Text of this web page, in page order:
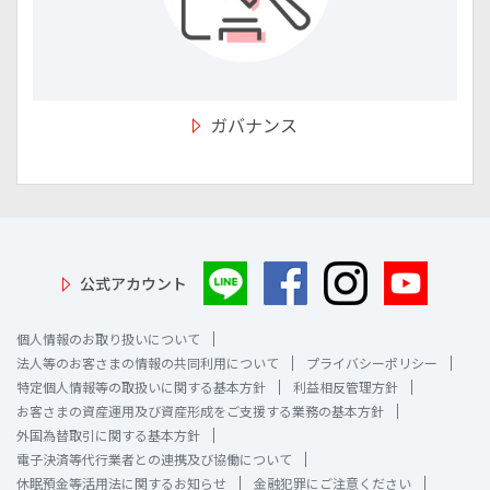
ガバナンス
公式アカウント
個人情報のお取り扱いについて
法人等のお客さまの情報の共同利用について
プライバシーポリシー
特定個人情報等の取扱いに関する基本方針
利益相反管理方針
お客さまの資産運用及び資産形成をご支援する業務の基本方針
外国為替取引に関する基本方針
電子決済等代行業者との連携及び協働について
休眠預金等活用法に関するお知らせ
金融犯罪にご注意ください